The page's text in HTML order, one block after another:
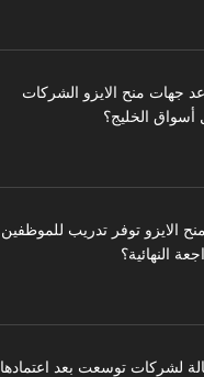
جهات منح الايزو الشركات
الخليج؟
الايزو توفر تدريب للموظفين
النهائية؟
لشركات توسعت بعد اعتمادها